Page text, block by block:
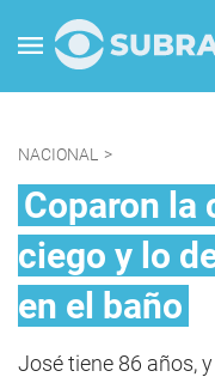
NACIONAL >
Coparon la
ciego y lo
en el baño
José tiene 86 años,